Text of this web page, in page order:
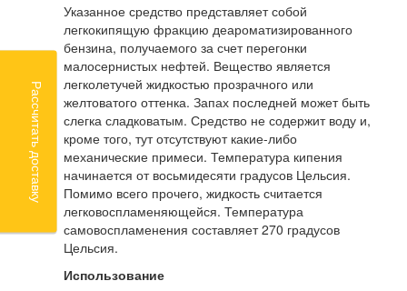
Указанное средство представляет собой
легкокипящую фракцию деароматизированного
бензина, получаемого за счет перегонки
малосернистых нефтей. Вещество является
легколетучей жидкостью прозрачного или
желтоватого оттенка. Запах последней может быть
слегка сладковатым. Средство не содержит воду и,
кроме того, тут отсутствуют какие-либо
механические примеси. Температура кипения
начинается от восьмидесяти градусов Цельсия.
Помимо всего прочего, жидкость считается
легковоспламеняющейся. Температура
самовоспламенения составляет 270 градусов
Цельсия.
Использование
Рассчитать доставку